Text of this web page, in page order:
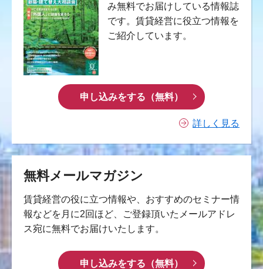
み無料でお届けしている情報誌
です。賃貸経営に役立つ情報を
ご紹介しています。
申し込みをする（無料）
詳しく見る
無料メールマガジン
賃貸経営の役に立つ情報や、おすすめのセミナー情
報などを月に2回ほど、ご登録頂いたメールアドレ
ス宛に無料でお届けいたします。
申し込みをする（無料）